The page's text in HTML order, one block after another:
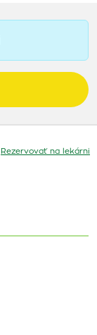
Rezervovať na lekárni